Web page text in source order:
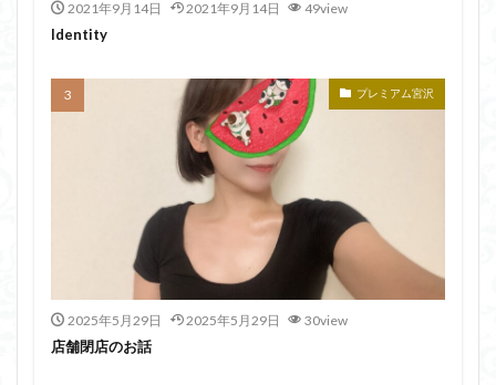
2021年9月14日 2021年9月14日 49view
Identity
プレミアム宮沢
2025年5月29日 2025年5月29日 30view
店舗閉店のお話